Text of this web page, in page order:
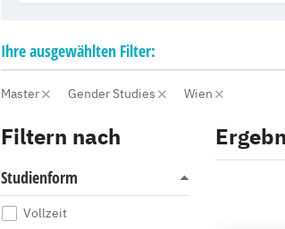
Ihreausgewählten Filter:
Master Gender Studies Wien
Filtern nach
Studienform
Vollzeit